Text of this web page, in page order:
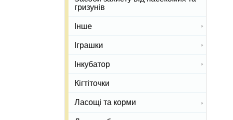
гризунів
Інше
Іграшки
Інкубатор
Кігтіточки
Ласощі та корми